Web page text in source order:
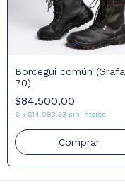
Borcegui común (Grafa
70)
$84.500,00
6 x $14.083,33 sin interés
Comprar